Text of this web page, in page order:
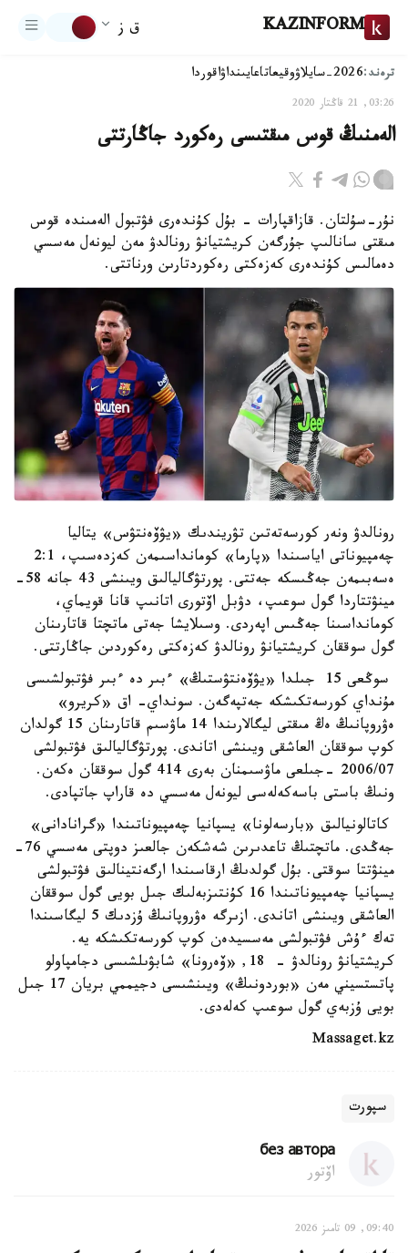
KAZINFORM ق ز
ترەند:2026-سايلاۋ وقيعاتاعايىنداۋاقوردا
03:26, 21 قاڭتار 2020
الەمنىڭ قوس مىقتىسى رەكورد جاڭارتتى
نۇر-سۇلتان. قازاقپارات - بۇل كۇندەرى فۋتبول الەمىندە قوس
مىقتى سانالىپ جۇرگەن كريشتيانۋ رونالدۋ مەن ليونەل مەسسي
دەمالىس كۇندەرى كەزەكتى رەكوردتارىن ورناتتى.
رونالدۋ ونەر كورسەتەتىن تۋريندىك «يۋۆەنتۋس» يتاليا
چەمپيوناتى اياسىندا «پارما» كومانداسىمەن كەزدەسىپ، 2:1
ەسەبىمەن جەڭىسكە جەتتى. پورتۋگاليالىق ويىنشى 43 جانە 58-
مينۋتتاردا گول سوعىپ، دۋبل اۆتورى اتانىپ قانا قويماي،
كومانداسىنا جەڭىس اپەردى. وسىلايشا جەتى ماتچتا قاتارىنان
گول سوققان كريشتيانۋ رونالدۋ كەزەكتى رەكوردىن جاڭارتتى.
سوڭعى 15 جىلدا «يۋۆەنتۋستىڭ» ءبىر دە ءبىر فۋتبولشىسى
مۇنداي كورسەتكىشكە جەتپەگەن. سونداي- اق «كريرو»
ەۋروپانىڭ ەڭ مىقتى ليگالارىندا 14 ماۋسىم قاتارىنان 15 گولدان
كوپ سوققان العاشقى ويىنشى اتاندى. پورتۋگاليالىق فۋتبولشى
2006/07 -جىلعى ماۋسىمنان بەرى 414 گول سوققان ەكەن.
ونىڭ باستى باسەكەلەسى ليونەل مەسسي دە قاراپ جاتپادى.
كاتالونيالىق «بارسەلونا» يسپانيا چەمپيوناتىندا «گرانادانى»
جەڭدى. ماتچتىڭ تاعدىرىن شەشكەن جالعىز دوپتى مەسسي 76-
مينۋتتا سوقتى. بۇل گولدىڭ ارقاسىندا ارگەنتينالىق فۋتبولشى
يسپانيا چەمپيوناتىندا 16 كۇنتىزبەلىك جىل بويى گول سوققان
العاشقى ويىنشى اتاندى. ازىرگە ەۋروپانىڭ ۇزدىك 5 ليگاسىندا
تەك ءۇش فۋتبولشى مەسسيدەن كوپ كورسەتكىشكە يە.
كريشتيانۋ رونالدۋ - 18, «ۆەرونا» شابۋىلشىسى دجامپاولو
پاتستسيني مەن «بوردونىڭ» ويىنشىسى دجيممي بريان 17 جىل
بويى ۇزبەي گول سوعىپ كەلەدى.
Massaget.kz
سپورت
без автора
اۆتور
09:40, 09 تامىز 2026